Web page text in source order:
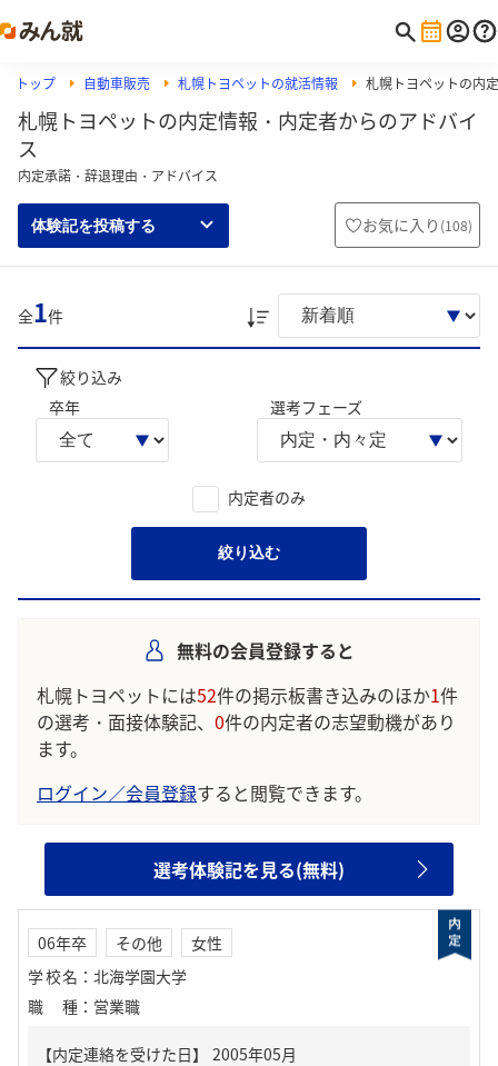
トップ 自動車販売 札幌トヨペットの就活情報 札幌トヨペットの内
札幌トヨペットの内定情報・内定者からのアドバイ
ス
内定承諾・辞退理由・アドバイス
体験記を投稿する お気に入り (108)
全1件
絞り込み
卒年
選考フェーズ
内定者のみ
絞り込む
無料の会員登録すると
札幌トヨペットには52件の掲示板書き込みのほか1件
の選考・面接体験記、 0件の内定者の志望動機があり
ます。
ログイン／会員登録すると閲覧できます。
選考体験記を見る(無料)
06年卒 その他
女性
学校名 ： 北海学園大学
職種 ： 営業職
【内定連絡を受けた日】
2005年05月